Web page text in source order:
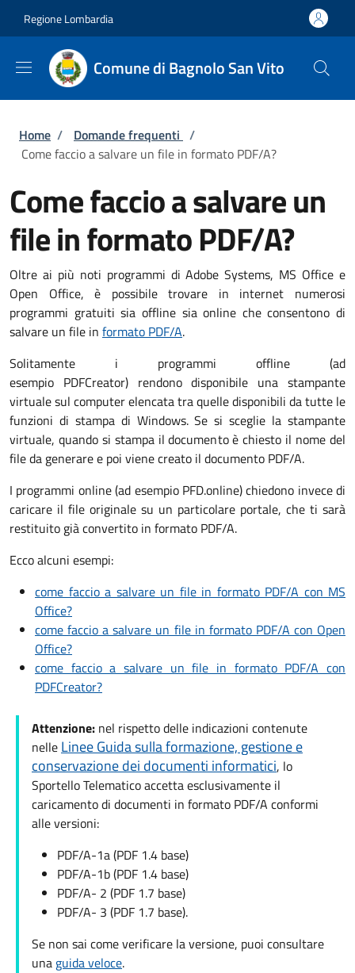
Regione Lombardia
Comune di Bagnolo San Vito
Briciole di pane
Home / Domande frequenti /
Come faccio a salvare un file in formato PDF/A?
Come faccio a salvare un
file in formato PDF/A?
Oltre ai più noti programmi di Adobe Systems, MS Office e
Open Office, è possibile trovare in internet numerosi
programmi gratuiti sia offline sia online che consentono di
salvare un file in formato PDF/A.
Solitamente i programmi offline (ad
esempio PDFCreator) rendono disponibile una stampante
virtuale sul computer elencata tra quelle disponibili da tutte le
funzioni di stampa di Windows. Se si sceglie la stampante
virtuale, quando si stampa il documento è chiesto il nome del
file da generare e poi viene creato il documento PDF/A.
I programmi online (ad esempio PFD.online) chiedono invece di
caricare il file originale su un particolare portale, che ti sarà
restituito già convertito in formato PDF/A.
Ecco alcuni esempi:
come faccio a salvare un file in formato PDF/A con MS
Office?
come faccio a salvare un file in formato PDF/A con Open
Office?
come faccio a salvare un file in formato PDF/A con
PDFCreator?
Attenzione: nel rispetto delle indicazioni contenute
nelle Linee Guida sulla formazione, gestione e
conservazione dei documenti informatici, lo
Sportello Telematico accetta esclusivamente il
caricamento di documenti in formato PDF/A conformi
alle versioni:
PDF/A-1a (PDF 1.4 base)
PDF/A-1b (PDF 1.4 base)
PDF/A- 2 (PDF 1.7 base)
PDF/A- 3 (PDF 1.7 base).
Se non sai come verificare la versione, puoi consultare
una guida veloce.